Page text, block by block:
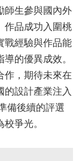
師生參與國內外
作品成功入圍桃
戰經驗與作品能
的優異成效。
作，期待未來在
的設計產業注入
備後續的評選
爭光。